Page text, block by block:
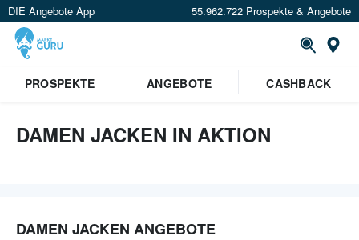
DIE Angebote App 55.962.722 Prospekte & Angebote
PROSPEKTE
ANGEBOTE CASHBACK
DAMEN JACKEN IN AKTION
DAMEN JACKEN ANGEBOTE